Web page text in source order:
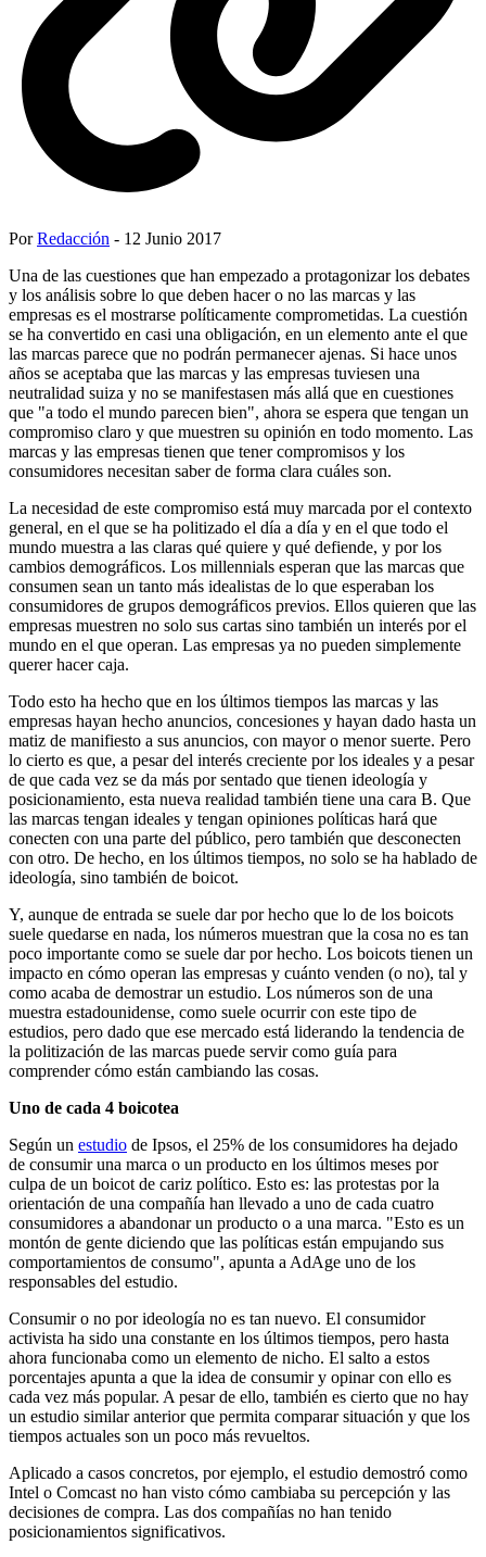
PorRedacción - 12 Junio 2017
Una de las cuestiones que han empezado a protagonizar los debates
y los análisis sobre lo que deben hacer o no las marcas y las
empresas es el mostrarse políticamente comprometidas. La cuestión
se ha convertido en casi una obligación, en un elemento ante el que
las marcas parece que no podrán permanecer ajenas. Si hace unos
años se aceptaba que las marcas y las empresas tuviesen una
neutralidad suiza y no se manifestasen más allá que en cuestiones
que "a todo el mundo parecen bien", ahora se espera que tengan un
compromiso claro y que muestren su opinión en todo momento. Las
marcas y las empresas tienen que tener compromisos y los
consumidores necesitan saber de forma clara cuáles son.
La necesidad de este compromiso está muy marcada por el contexto
general, en el que se ha politizado el día a día y en el que todo el
mundo muestra a las claras qué quiere y qué defiende, y por los
cambios demográficos. Los millennials esperan que las marcas que
consumen sean un tanto más idealistas de lo que esperaban los
consumidores de grupos demográficos previos. Ellos quieren que las
empresas muestren no solo sus cartas sino también un interés por el
mundo en el que operan. Las empresas ya no pueden simplemente
querer hacer caja.
Todo esto ha hecho que en los últimos tiempos las marcas y las
empresas hayan hecho anuncios, concesiones y hayan dado hasta un
matiz de manifiesto a sus anuncios, con mayor o menor suerte. Pero
lo cierto es que, a pesar del interés creciente por los ideales y a pesar
de que cada vez se da más por sentado que tienen ideología y
posicionamiento, esta nueva realidad también tiene una cara B. Que
las marcas tengan ideales y tengan opiniones políticas hará que
conecten con una parte del público, pero también que desconecten
con otro. De hecho, en los últimos tiempos, no solo se ha hablado de
ideología, sino también de boicot.
Y, aunque de entrada se suele dar por hecho que lo de los boicots
suele quedarse en nada, los números muestran que la cosa no es tan
poco importante como se suele dar por hecho. Los boicots tienen un
impacto en cómo operan las empresas y cuánto venden (o no), tal y
como acaba de demostrar un estudio. Los números son de una
muestra estadounidense, como suele ocurrir con este tipo de
estudios, pero dado que ese mercado está liderando la tendencia de
la politización de las marcas puede servir como guía para
comprender cómo están cambiando las cosas.
Uno de cada 4 boicotea
Según un estudio de Ipsos, el 25% de los consumidores ha dejado
de consumir una marca o un producto en los últimos meses por
culpa de un boicot de cariz político. Esto es: las protestas por la
orientación de una compañía han llevado a uno de cada cuatro
consumidores a abandonar un producto o a una marca. "Esto es un
montón de gente diciendo que las políticas están empujando sus
comportamientos de consumo", apunta a AdAge uno de los
responsables del estudio.
Consumir o no por ideología no es tan nuevo. El consumidor
activista ha sido una constante en los últimos tiempos, pero hasta
ahora funcionaba como un elemento de nicho. El salto a estos
porcentajes apunta a que la idea de consumir y opinar con ello es
cada vez más popular. A pesar de ello, también es cierto que no hay
un estudio similar anterior que permita comparar situación y que los
tiempos actuales son un poco más revueltos.
Aplicado a casos concretos, por ejemplo, el estudio demostró como
Intel o Comcast no han visto cómo cambiaba su percepción y las
decisiones de compra. Las dos compañías no han tenido
posicionamientos significativos.